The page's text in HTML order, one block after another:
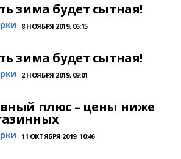
зима будет сытная!
8 НОЯБРЯ 2019, 06:15
зима будет сытная!
2 НОЯБРЯ 2019, 09:01
плюс – цены ниже
11 ОКТЯБРЯ 2019, 10:46